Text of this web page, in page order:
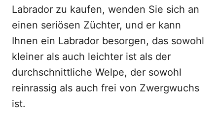
Labrador zu kaufen, wenden Sie sich an
einen seriösen Züchter, und er kann
Ihnen ein Labrador besorgen, das sowohl
kleiner als auch leichter ist als der
durchschnittliche Welpe, der sowohl
reinrassig als auch frei von Zwergwuchs
ist.